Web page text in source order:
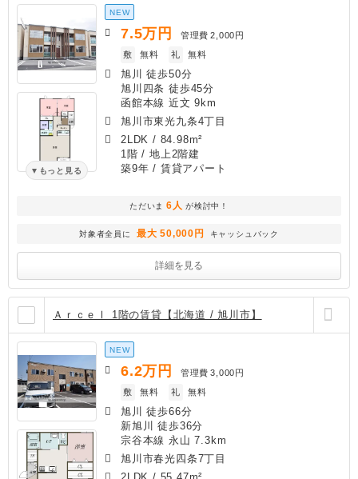
もっと見る
NEW
7.5万円 管理費 2,000円
敷
無料 礼 無料
旭川 徒歩50分
旭川四条 徒歩45分
函館本線 近文 9km
旭川市東光九条4丁目
2LDK / 84.98m²
1階 / 地上2階建
築9年 / 賃貸アパート
ただいま 6人 が検討中！
対象者全員に 最大 50,000円 キャッシュバック
詳細を見る
ＡｒｃｅⅠ 1階の賃貸【北海道 / 旭川市】
NEW
6.2万円 管理費 3,000円
敷
無料 礼 無料
旭川 徒歩66分
新旭川 徒歩36分
宗谷本線 永山 7.3km
旭川市春光四条7丁目